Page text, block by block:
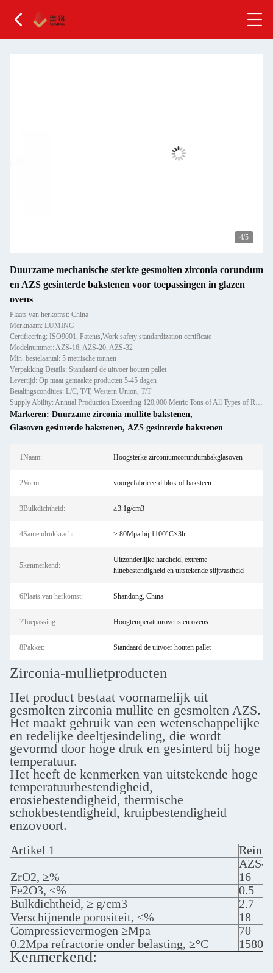
4/5
Duurzame mechanische sterkte gesmolten zirconia corundum
en AZS gesinterde bakstenen voor toepassingen in glazen
ovens
Plaats van herkomst: China
Merknaam: LUMING
Certificering: ISO9001, Patents,Work safety standardization certificate
Modelnummer: AZS-16, AZS-20, AZS-32
Min. bestelaantal: 5 metrische tonnen
Verpakking Details: Standaard de uitvoer houten pallet
Levertijd: Op maat gemaakte producten 5-45 dagen
Betalingscondities: L/C, T/T, Western Union, T/T
Supply Ability: Annual Production Exceeding 120,000 Metric Tons of All Types of Refractory Materials Including Castables, Preforms, and Bric
Markeren: Duurzame zirconia mullite bakstenen,
Glasoven gesinterde bakstenen, AZS gesinterde bakstenen
1Naam: Hoogsterke zirconiumcorundumbakglasoven
2Vorm: voorgefabriceerd blok of baksteen
3Bulkdichtheid: ≥3.1g/cm3
4Samendrukkracht: ≥ 80Mpa bij 1100°C×3h
5kenmerkend:
Uitzonderlijke hardheid, extreme
hittebestendigheid en uitstekende slijtvastheid
6Plaats van herkomst: Shandong, China
7Toepassing: Hoogtemperatuurovens en ovens
8Pakket: Standaard de uitvoer houten pallet
Zirconia-mullietproducten
Het product bestaat voornamelijk uit
gesmolten zirconia mullite en gesmolten AZS.
Het maakt gebruik van een wetenschappelijke
en redelijke deeltjesindeling, die wordt
gevormd door hoge druk en gesinterd bij hoge
temperatuur.
Het heeft de kenmerken van uitstekende hoge
temperatuurbestendigheid,
erosiebestendigheid, thermische
schokbestendigheid, kruipbestendigheid
enzovoort.
Artikel 1
AZS-
ZrO2, ≥%
16
Fe2O3, ≤%
0.5
Bulkdichtheid, ≥ g/cm3
2.7
Verschijnende porositeit, ≤%
18
Compressievermogen ≥Mpa
70
0.2Mpa refractorie onder belasting, ≥°C
1580
Kenmerkend: